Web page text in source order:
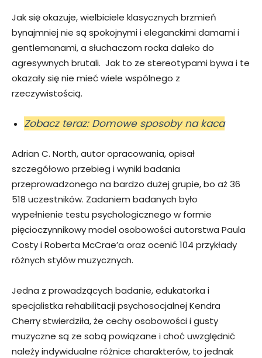
Jak się okazuje, wielbiciele klasycznych brzmień
bynajmniej nie są spokojnymi i eleganckimi damami i
gentlemanami, a słuchaczom rocka daleko do
agresywnych brutali. Jak to ze stereotypami bywa i te
okazały się nie mieć wiele wspólnego z
rzeczywistością.
Zobacz teraz: Domowe sposoby na kaca
Adrian C. North, autor opracowania, opisał
szczegółowo przebieg i wyniki badania
przeprowadzonego na bardzo dużej grupie, bo aż 36
518 uczestników. Zadaniem badanych było
wypełnienie testu psychologicznego w formie
pięcioczynnikowy model osobowości autorstwa Paula
Costy i Roberta McCrae’a oraz ocenić 104 przykłady
różnych stylów muzycznych.
Jedna z prowadzących badanie, edukatorka i
specjalistka rehabilitacji psychosocjalnej Kendra
Cherry stwierdziła, że cechy osobowości i gusty
muzyczne są ze sobą powiązane i choć uwzględnić
należy indywidualne różnice charakterów, to jednak